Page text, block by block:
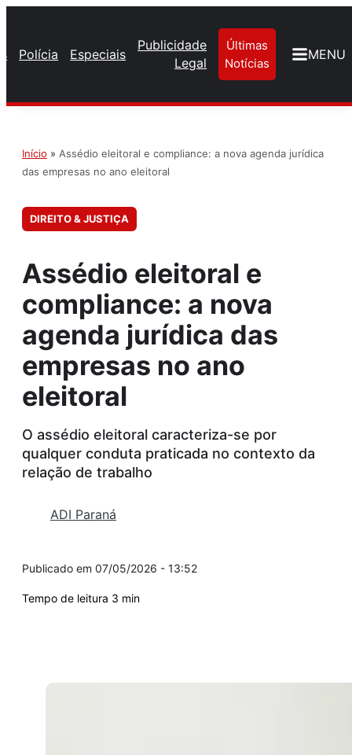
Polícia Especiais
Publicidade
Legal
Últimas
Notícias
MENU
Início » Assédio eleitoral e compliance: a nova agenda jurídica
das empresas no ano eleitoral
DIREITO & JUSTIÇA
Assédio eleitoral e
compliance: a nova
agenda jurídica das
empresas no ano
eleitoral
O assédio eleitoral caracteriza-se por
qualquer conduta praticada no contexto da
relação de trabalho
ADI Paraná
07/05/2026 - 13:52